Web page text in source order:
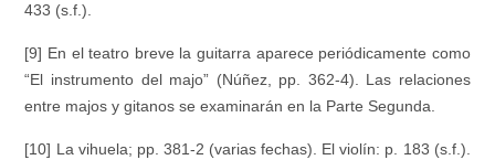
433 (s.f.).
[9] En el teatro breve la guitarra aparece periódicamente como
“El instrumento del majo” (Núñez, pp. 362-4). Las relaciones
entre majos y gitanos se examinarán en la Parte Segunda.
[10] La vihuela; pp. 381-2 (varias fechas). El violín: p. 183 (s.f.).